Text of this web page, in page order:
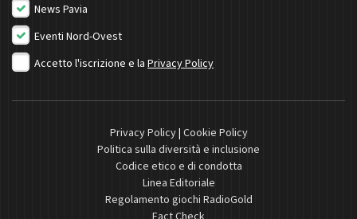
News Pavia
Eventi Nord-Ovest
Accetto l'iscrizione e la Privacy Policy
Privacy Policy| Cookie Policy
Politica sulla diversità e inclusione
Codice etico e di condotta
Linea Editoriale
Regolamento giochi RadioGold